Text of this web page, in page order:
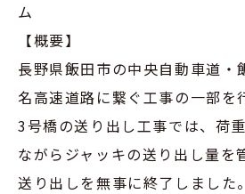
ム
【概要】
長野県飯田市の中央自動車道・
名高速道路に繋ぐ工事の一部を
3号橋の送り出し工事では、荷
ながらジャッキの送り出し量を
送り出しを無事に終了しました。